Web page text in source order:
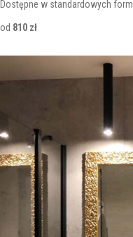
Dostępne w standardowych
od 810 zł